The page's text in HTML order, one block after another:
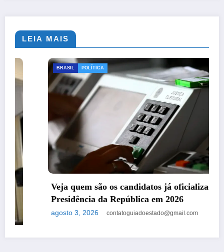
LEIA MAIS
POLÍTICA
Veja quem são os candidatos já oficializados à
Presidência da República em 2026
agosto 3, 2026 contatoguiadoestado@gmail.com